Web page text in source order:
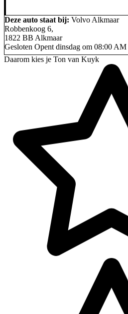
Deze auto staat bij: Volvo Alkmaar
Robbenkoog 6,
1822 BB Alkmaar
Gesloten Opent dinsdag om 08:00 AM
Daarom kies je Ton van Kuyk